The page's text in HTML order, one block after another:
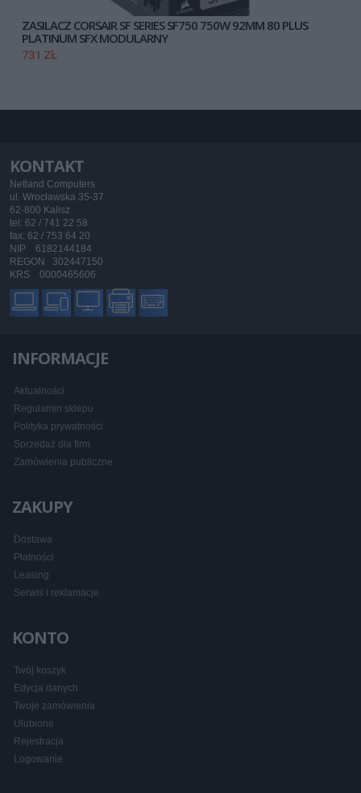
ZASILACZ CORSAIR SF SERIES SF750 750W 92MM 80 PLUS
PLATINUM SFX MODULARNY
731 ZŁ
KONTAKT
Netland Computers
ul. Wrocławska 35-37
62-800 Kalisz
tel: 62 / 741 22 58
fax: 62 / 753 64 20
NIP 6182144184
REGON 302447150
KRS 0000465606
INFORMACJE
Aktualności
Regulamin sklepu
Polityka prywatności
Sprzedaż dla firm
Zamówienia publiczne
ZAKUPY
Dostawa
Płatności
Leasing
Serwis i reklamacje
KONTO
Twój koszyk
Edycja danych
Twoje zamówienia
Ulubione
Rejestracja
Logowanie